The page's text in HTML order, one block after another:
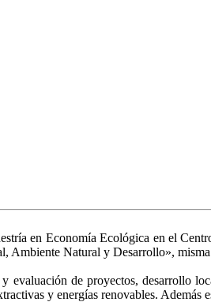
en Economía Ecológica en el
Ambiente Natural y Desarrollo»,
de proyectos, desarrollo
y energías renovables. Además